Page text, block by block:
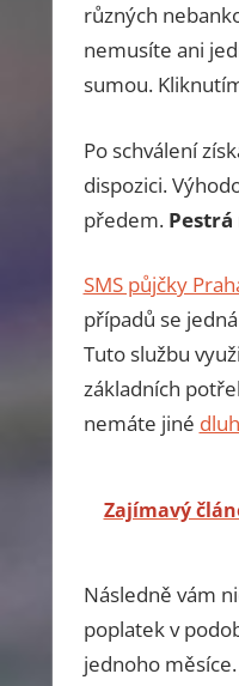
různých
nemusíte ani
sumou.
Po schválení
dispozici.
předem.
SMS půjčky
případů se
Tuto službu
základních
nemáte jiné
Zajímavý
Následně vám
poplatek v
jednoho